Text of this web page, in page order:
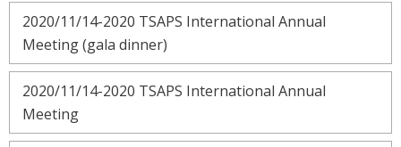
2020/11/14-2020 TSAPS International Annual
Meeting (gala dinner)
2020/11/14-2020 TSAPS International Annual
Meeting